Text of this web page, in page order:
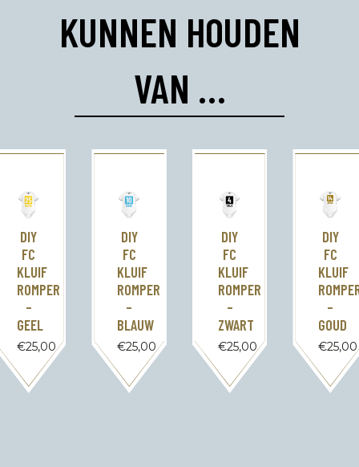
KUNNEN HOUDEN
VAN …
DIY
FC
KLUIF
ROMPER
–
GEEL
€25,00
DIY
FC
KLUIF
ROMPER
–
BLAUW
€25,00
DIY
FC
KLUIF
ROMPER
–
ZWART
€25,00
DIY
FC
KLUIF
–
GOUD
€25,00